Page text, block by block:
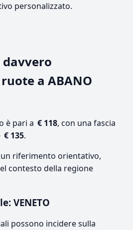
personalizzato.
a ABANO
è pari a € 118, con una fascia
€ 135.
riferimento orientativo,
contesto della regione
VENETO
possono incidere sulla